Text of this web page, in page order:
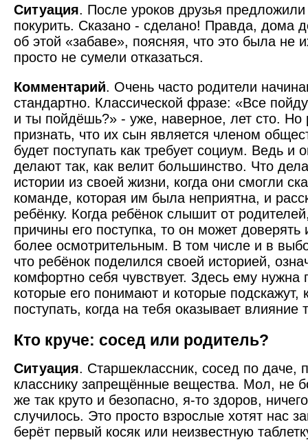
Ситуация. После уроков друзья предложили
покурить. Сказано - сделано! Правда, дома
об этой «забаве», поясняя, что это была не
просто не сумели отказаться.
Комментарий. Очень часто родители
стандартно. Классической фразе: «Все
и ты пойдёшь?» - уже, наверное, лет сто. Но
признать, что их сын является членом
будет поступать как требует социум. Ведь и
делают так, как велит большинство. Что
истории из своей жизни, когда они смогли
команде, которая им была неприятна, и
ребёнку. Когда ребёнок слышит от
причины его поступка, то он может доверять
более осмотрительным. В том числе и в
что ребёнок поделился своей историей,
комфортно себя чувствует. Здесь ему
которые его понимают и которые
поступать, когда на тебя оказывает влияние
Кто круче: сосед или родитель?
Ситуация. Старшеклассник, сосед по даче,
класснику запрещённые вещества. Мол, не
же так круто и безопасно, я-то здоров,
случилось. Это просто взрослые хотят нас
берёт первый косяк или неизвестную